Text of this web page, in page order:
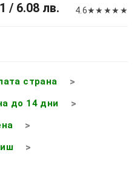
/ 6.08 лв. 4.6★★ ★★ ★
страна
до 14 дни